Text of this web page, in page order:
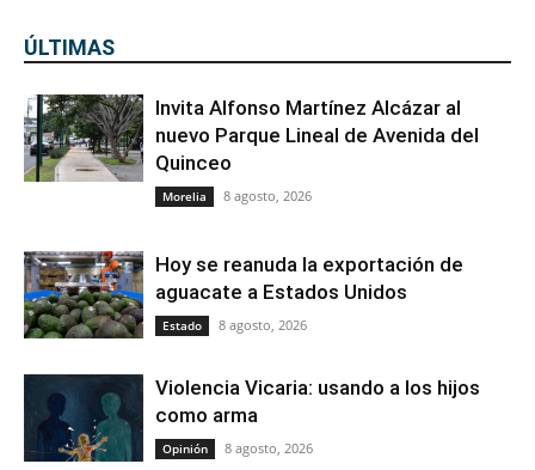
ÚLTIMAS
Invita Alfonso Martínez Alcázar al
nuevo Parque Lineal de Avenida del
Quinceo
Morelia 8 agosto, 2026
Hoy se reanuda la exportación de
aguacate a Estados Unidos
Estado 8 agosto, 2026
Violencia Vicaria: usando a los hijos
como arma
Opinión 8 agosto, 2026